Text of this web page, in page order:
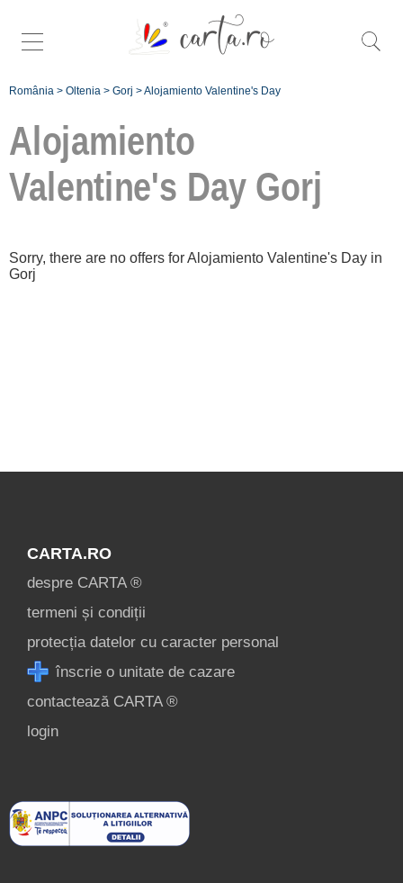
România > Oltenia > Gorj >Alojamiento Valentine's Day
Alojamiento
Valentine's Day Gorj
Sorry, there are no offers for Alojamiento Valentine's Day in
Gorj
unitate de cazare
turísticas en Gorj »
CARTA.RO
despre CARTA ®
termeni și condiții
protecția datelor cu caracter personal
înscrie o unitate de cazare
contactează CARTA ®
login